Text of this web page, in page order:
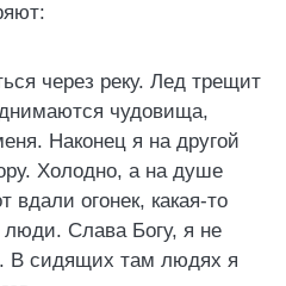
через реку. Лед трещит
чудовища,
Наконец я на другой
Холодно, а на душе
вдали огонек, какая-то
люди. Слава Богу, я не
В сидящих там людях я